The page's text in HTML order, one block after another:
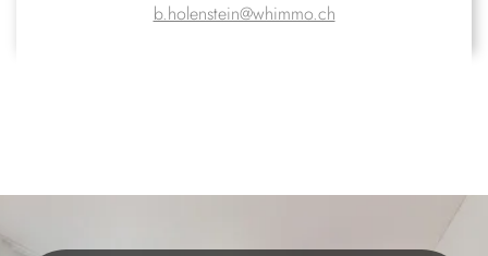
b.holenstein@whimmo.ch